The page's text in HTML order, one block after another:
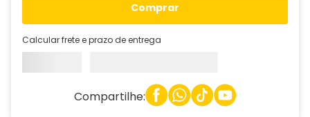
comprar
Calcular frete e prazo de entrega
Compartilhe: